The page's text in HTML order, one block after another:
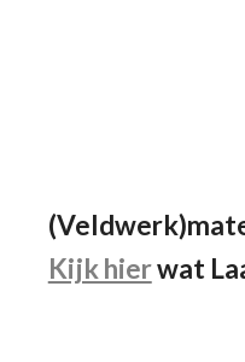
Kijk hierwat